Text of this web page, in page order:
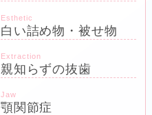
Esthetic
白い詰め物・被せ物
Extraction
親知らずの抜歯
Jaw
顎関節症